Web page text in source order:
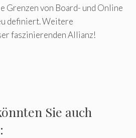
Grenzen von Board- und Online
definiert. Weitere
faszinierenden Allianz!
Sie auch